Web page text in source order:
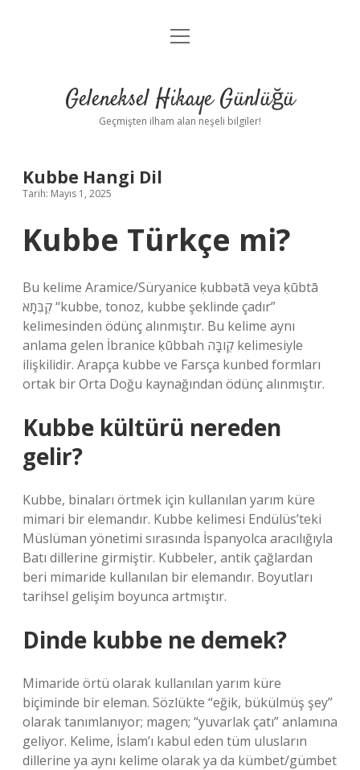
Anasayfa
Yasal Uyarı
menüyü
Geleneksel Hikaye Günlüğü
Geçmişten ilham alan neşeli bilgiler!
Kubbe Hangi Dil
Tarih: Mayıs 1, 2025
Kubbe Türkçe mi?
Bu kelime Aramice/Süryanice ḳubbətā veya ḳūbtā
קֻבְּתָא “kubbe, tonoz, kubbe şeklinde çadır”
kelimesinden ödünç alınmıştır. Bu kelime aynı
anlama gelen İbranice ḳūbbah קֻובָּה kelimesiyle
ilişkilidir. Arapça kubbe ve Farsça kunbed formları
ortak bir Orta Doğu kaynağından ödünç alınmıştır.
Kubbe kültürü nereden
gelir?
Kubbe, binaları örtmek için kullanılan yarım küre
mimari bir elemandır. Kubbe kelimesi Endülüs’teki
Müslüman yönetimi sırasında İspanyolca aracılığıyla
Batı dillerine girmiştir. Kubbeler, antik çağlardan
beri mimaride kullanılan bir elemandır. Boyutları
tarihsel gelişim boyunca artmıştır.
Dinde kubbe ne demek?
Mimaride örtü olarak kullanılan yarım küre
biçiminde bir eleman. Sözlükte “eğik, bükülmüş şey”
olarak tanımlanıyor; magen; “yuvarlak çatı” anlamına
geliyor. Kelime, İslam’ı kabul eden tüm ulusların
dillerine ya aynı kelime olarak ya da kümbet/gümbet